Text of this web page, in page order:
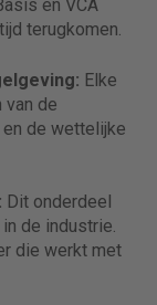
en VCA
terugkomen.
Elke
de
de wettelijke
Dit onderdeel
de industrie.
die werkt met